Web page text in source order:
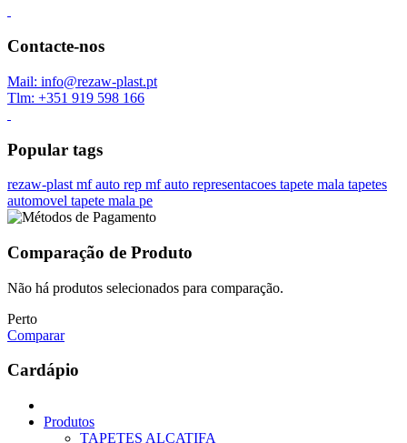
Contacte-nos
Mail: info@rezaw-plast.pt
Tlm: +351 919 598 166
Popular tags
rezaw-plast mf auto rep mf auto representacoes tapete mala tapetes
automovel tapete mala pe
Comparação de Produto
Não há produtos selecionados para comparação.
Perto
Comparar
Cardápio
Produtos
TAPETES ALCATIFA